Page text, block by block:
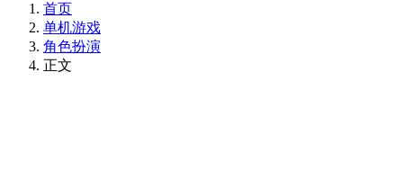
首页
单机游戏
角色扮演
正文